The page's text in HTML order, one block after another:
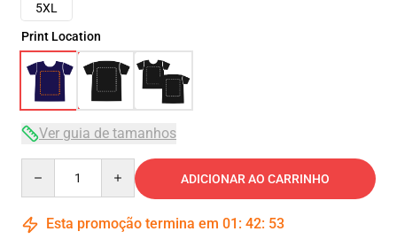
5XL
Print Location
Ver guia de tamanhos
ADICIONAR AO CARRINHO
Esta promoção termina em 01 : 42: 52